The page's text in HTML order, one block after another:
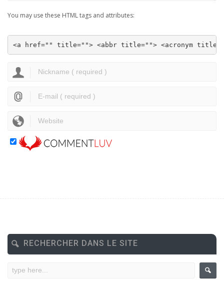
You may use these HTML tags and attributes:
<a href="" title=""> <abbr title=""> <acronym
RECHERCHER DANS LE SITE